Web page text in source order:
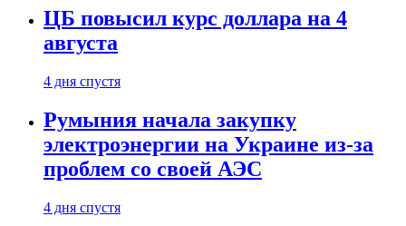
ЦБ повысил курс доллара на 4
августа
4 дня спустя
Румыния начала закупку
электроэнергии на Украине из-за
проблем со своей АЭС
4 дня спустя